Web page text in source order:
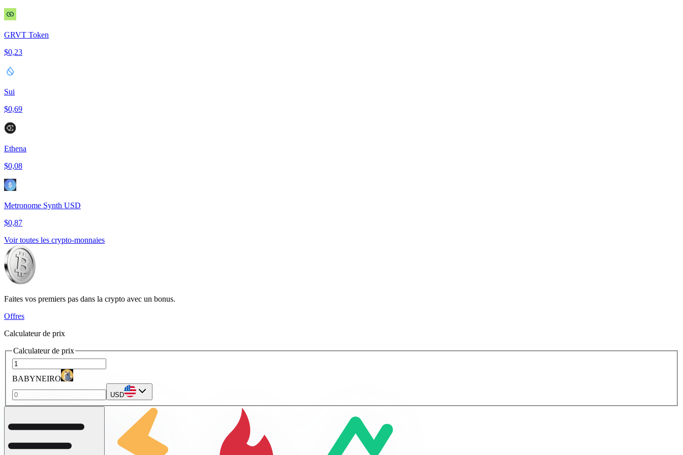
GRVT Token
$0,23
Sui
$0,69
Ethena
$0,08
Metronome Synth USD
$0,87
Voir toutes les crypto-monnaies
Faites vos premiers pas dans la crypto avec un bonus.
Offres
Calculateur de prix
Calculateur de prix
BABYNEIRO
USD